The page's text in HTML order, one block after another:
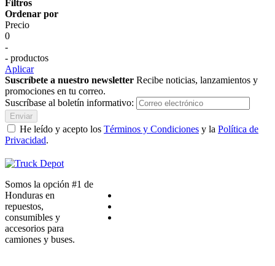
Filtros
Ordenar por
Precio
0
-
- productos
Aplicar
Suscríbete a nuestro newsletter Recibe noticias, lanzamientos y
promociones en tu correo.
Suscríbase al boletín informativo:
Enviar
He leído y acepto los Términos y Condiciones y la Política de
Privacidad.
Somos la opción #1 de
Honduras en
repuestos,
consumibles y
accesorios para
camiones y buses.